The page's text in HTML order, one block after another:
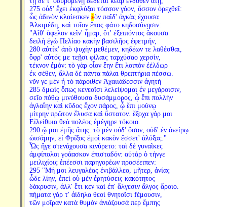
275 οὐδ' ἔχει ἐκφλύξαι τόσσον γόον, ὅσσον ὀρεχθεῖ:
ὧς ἀδινὸν κλαίεσκεν ἑὸν παῖδ' ἀγκὰς ἔχουσα
Ἀλκιμέδη, καὶ τοῖον ἔπος φάτο κηδοσύνῃσιν:
"Αἴθ' ὄφελον κεῖν' ἦμαρ, ὅτ' ἐξειπόντος ἄκουσα
δειλὴ ἐγὼ Πελίαο κακὴν βασιλῆος ἐφετμήν,
280 αὐτίκ' ἀπὸ ψυχὴν μεθέμεν, κηδέων τε λαθέσθαι,
ὄφρ' αὐτός με τεῇσι φίλαις ταρχύσαο χερσίν,
τέκνον ἐμόν: τὸ γὰρ οἶον ἔην ἔτι λοιπὸν ἐέλδωρ
ἐκ σέθεν, ἄλλα δὲ πάντα πάλαι θρεπτήρια πέσσω.
νῦν γε μὲν ἡ τὸ πάροιθεν Ἀχαιιάδεσσιν ἀγητὴ
285 δμωὶς ὅπως κενεοῖσι λελείψομαι ἐν μεγάροισιν,
σεῖο πόθῳ μινύθουσα δυσάμμορος, ᾧ ἔπι πολλὴν
ἀγλαΐην καὶ κῦδος ἔχον πάρος, ᾧ ἔπι μούνῳ
μίτρην πρῶτον ἔλυσα καὶ ὕστατον. ἔξοχα γάρ μοι
Εἰλείθυια θεὰ πολέος ἐμέγηρε τόκοιο.
290 ᾤ μοι ἐμῆς ἄτης: τὸ μὲν οὐδ' ὅσον, οὐδ' ἐν ὀνείρῳ
ὠισάμην, εἰ Φρίξος ἐμοὶ κακὸν ἔσσετ' ἀλύξας."
Ὧς ἥγε στενάχουσα κινύρετο: ταὶ δὲ γυναῖκες
ἀμφίπολοι γοάασκον ἐπισταδόν: αὐτὰρ ὁ τήνγε
μειλιχίοις ἐπέεσσι παρηγορέων προσέειπεν:
295 "Μή μοι λευγαλέας ἐνιβάλλεο, μῆτερ, ἀνίας
ὧδε λίην, ἐπεὶ οὐ μὲν ἐρητύσεις κακότητος
δάκρυσιν, ἀλλ' ἔτι κεν καὶ ἐπ' ἄλγεσιν ἄλγος ἄροιο.
πήματα γάρ τ' ἀίδηλα θεοὶ θνητοῖσι fέμουσιν,
τῶν μοῖραν κατὰ θυμὸν ἀνιάζουσά περ ἔμπης